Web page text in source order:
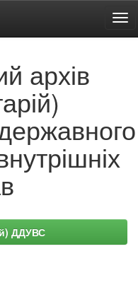
архів
ДДУВС